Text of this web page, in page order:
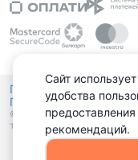
Политика
Политика обработки
© 2015 - 2026,
только при наличии
Сайт
удобства
рекомендаций.